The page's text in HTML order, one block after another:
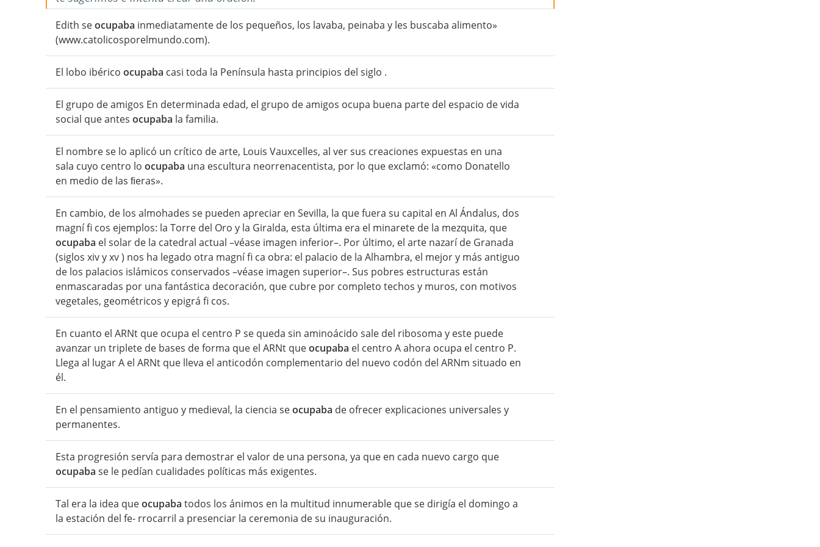
Edith seocupaba inmediatamente de los pequeños, los lavaba, peinaba y les buscaba alimento»
(www.catolicosporelmundo.com).
El lobo ibérico ocupaba casi toda la Península hasta principios del siglo .
El grupo de amigos En determinada edad, el grupo de amigos ocupa buena parte del espacio de vida
social que antes ocupaba la familia.
El nombre se lo aplicó un crítico de arte, Louis Vauxcelles, al ver sus creaciones expuestas en una
sala cuyo centro lo ocupaba una escultura neorrenacentista, por lo que exclamó: «como Donatello
en medio de las ﬁeras».
En cambio, de los almohades se pueden apreciar en Sevilla, la que fuera su capital en Al Ándalus, dos
magní fi cos ejemplos: la Torre del Oro y la Giralda, esta última era el minarete de la mezquita, que
ocupaba el solar de la catedral actual –véase imagen inferior–. Por último, el arte nazarí de Granada
(siglos xiv y xv ) nos ha legado otra magní fi ca obra: el palacio de la Alhambra, el mejor y más antiguo
de los palacios islámicos conservados –véase imagen superior–. Sus pobres estructuras están
enmascaradas por una fantástica decoración, que cubre por completo techos y muros, con motivos
vegetales, geométricos y epigrá fi cos.
En cuanto el ARNt que ocupa el centro P se queda sin aminoácido sale del ribosoma y este puede
avanzar un triplete de bases de forma que el ARNt queocupaba el centro A ahora ocupa el centro P.
Llega al lugar A el ARNt que lleva el anticodón complementario del nuevo codón del ARNm situado en
él.
En el pensamiento antiguo y medieval, la ciencia seocupaba de ofrecer explicaciones universales y
permanentes.
Esta progresión servía para demostrar el valor de una persona, ya que en cada nuevo cargo que
ocupaba se le pedían cualidades políticas más exigentes.
Tal era la idea queocupaba todos los ánimos en la multitud innumerable que se dirigía el domingo a
la estación del fe- rrocarril a presenciar la ceremonia de su inauguración.